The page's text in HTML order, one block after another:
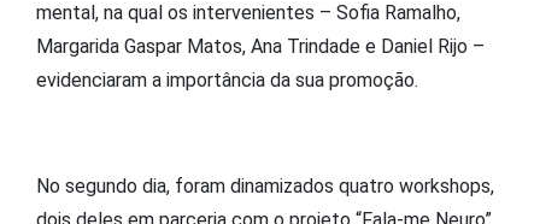
mental, na qual os intervenientes – Sofia Ramalho,
Margarida Gaspar Matos, Ana Trindade e Daniel Rijo –
evidenciaram a importância da sua promoção.
No segundo dia, foram dinamizados quatro workshops,